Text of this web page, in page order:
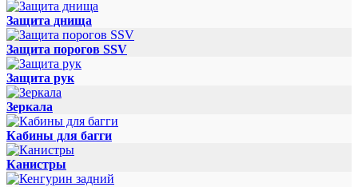
Защита днища
Защита порогов SSV
Защита рук
Зеркала
Кабины для багги
Канистры